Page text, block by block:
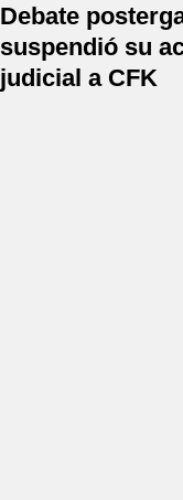
Debate
suspendió su
judicial a CFK